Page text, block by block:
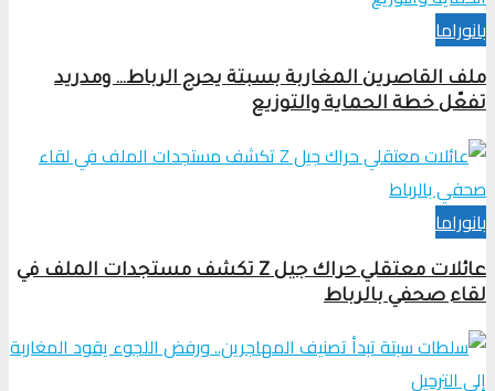
بانوراما
ملف القاصرين المغاربة بسبتة يحرج الرباط… ومدريد
تفعّل خطة الحماية والتوزيع
بانوراما
عائلات معتقلي حراك جيل Z تكشف مستجدات الملف في
لقاء صحفي بالرباط